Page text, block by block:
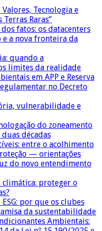
Tecnologia e
Raras”
fatos: os datacenters
a nova fronteira da
quando a
limites da realidade
em APP e Reserva
no Decreto
vulnerabilidade e
do zoneamento
décadas
entre o acolhimento
— orientações
do novo entendimento
proteger o
por que os clubes
da sustentabilidade
Ambientais: